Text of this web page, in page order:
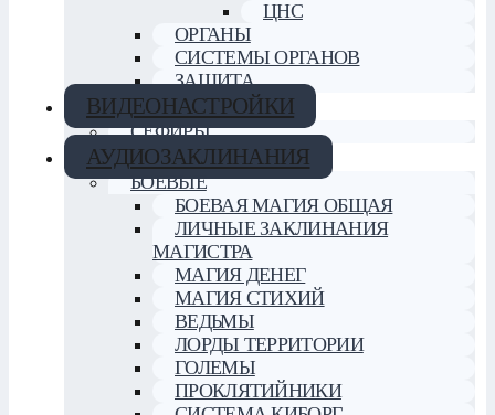
ЦНС
ОРГАНЫ
СИСТЕМЫ ОРГАНОВ
ЗАЩИТА
ВИДЕОНАСТРОЙКИ
СЕФИРЫ
АУДИОЗАКЛИНАНИЯ
БОЕВЫЕ
БОЕВАЯ МАГИЯ ОБЩАЯ
ЛИЧНЫЕ ЗАКЛИНАНИЯ
МАГИСТРА
МАГИЯ ДЕНЕГ
МАГИЯ СТИХИЙ
ВЕДЬМЫ
ЛОРДЫ ТЕРРИТОРИИ
ГОЛЕМЫ
ПРОКЛЯТИЙНИКИ